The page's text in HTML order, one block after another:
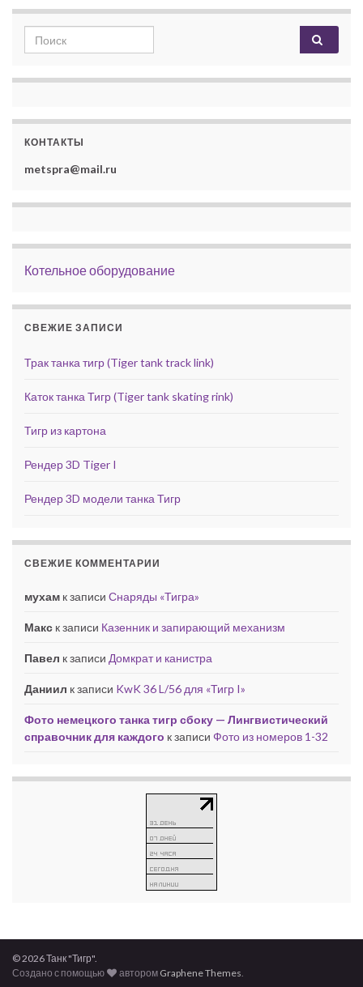
Search for:
КОНТАКТЫ
metspra@mail.ru
Котельное оборудование
СВЕЖИЕ ЗАПИСИ
Трак танка тигр (Tiger tank track link)
Каток танка Тигр (Tiger tank skating rink)
Тигр из картона
Рендер 3D Tiger I
Рендер 3D модели танка Тигр
СВЕЖИЕ КОММЕНТАРИИ
мухам к записи Снаряды «Тигра»
Макс к записи Казенник и запирающий механизм
Павел к записи Домкрат и канистра
Даниил к записи KwK 36 L/56 для «Тигр I»
Фото немецкого танка тигр сбоку — Лингвистический
справочник для каждого к записи Фото из номеров 1-32
© 2026 Танк "Тигр".
Создано с помощью
автором Graphene Themes.